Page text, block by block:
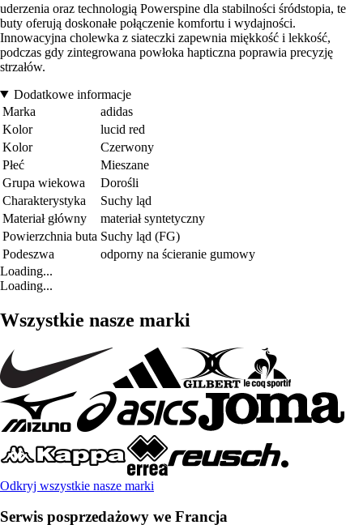
uderzenia oraz technologią Powerspine dla stabilności śródstopia, te
buty oferują doskonałe połączenie komfortu i wydajności.
Innowacyjna cholewka z siateczki zapewnia miękkość i lekkość,
podczas gdy zintegrowana powłoka hapticzna poprawia precyzję
strzałów.
Dodatkowe informacje
Marka
adidas
Kolor
lucid red
Kolor
Czerwony
Płeć
Mieszane
Grupa wiekowa
Dorośli
Charakterystyka
Suchy ląd
Materiał główny
materiał syntetyczny
Powierzchnia buta Suchy ląd (FG)
Podeszwa
odporny na ścieranie gumowy
Loading...
Loading...
Wszystkie nasze marki
Odkryj wszystkie nasze marki
Serwis posprzedażowy we Francja